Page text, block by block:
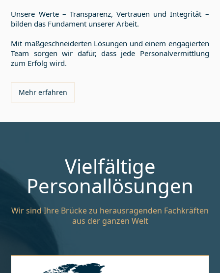
Unsere Werte – Transparenz, Vertrauen und Integrität –
bilden das Fundament unserer Arbeit.
Mit maßgeschneiderten Lösungen und einem engagierten
Team sorgen wir dafür, dass jede Personalvermittlung
zum Erfolg wird.
Mehr erfahren
Vielfältige
Personallösungen
Wir sind Ihre Brücke zu herausragenden Fachkräften
aus der ganzen Welt